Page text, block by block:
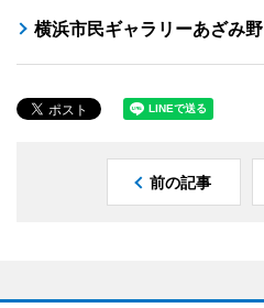
横浜市民ギャラリーあざみ野
前の記事